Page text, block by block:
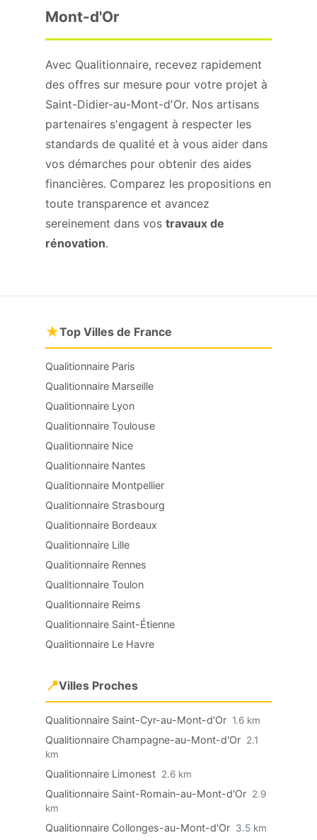
Mont-d'Or
Avec Qualitionnaire, recevez rapidement
des offres sur mesure pour votre projet à
Saint-Didier-au-Mont-d'Or. Nos artisans
partenaires s'engagent à respecter les
standards de qualité et à vous aider dans
vos démarches pour obtenir des aides
financières. Comparez les propositions en
toute transparence et avancez
sereinement dans vos travaux de
rénovation.
★Top Villes de France
Qualitionnaire Paris
Qualitionnaire Marseille
Qualitionnaire Lyon
Qualitionnaire Toulouse
Qualitionnaire Nice
Qualitionnaire Nantes
Qualitionnaire Montpellier
Qualitionnaire Strasbourg
Qualitionnaire Bordeaux
Qualitionnaire Lille
Qualitionnaire Rennes
Qualitionnaire Toulon
Qualitionnaire Reims
Qualitionnaire Saint-Étienne
Qualitionnaire Le Havre
📍Villes Proches
Qualitionnaire Saint-Cyr-au-Mont-d'Or 1.6 km
Qualitionnaire Champagne-au-Mont-d'Or 2.1
km
Qualitionnaire Limonest 2.6 km
Qualitionnaire Saint-Romain-au-Mont-d'Or 2.9
km
Qualitionnaire Collonges-au-Mont-d'Or 3.5 km